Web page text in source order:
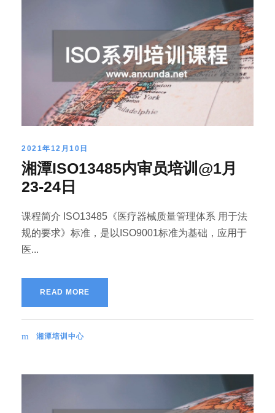
2021年12月10日
湘潭ISO13485内审员培训@1月
23-24日
课程简介 ISO13485《医疗器械质量管理体系 用于法
规的要求》标准，是以ISO9001标准为基础，应用于
医...
READ MORE
湘潭培训中心